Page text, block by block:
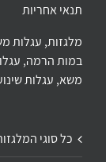
תנאי אחריות
מלגזות, עגלות
במות הרמה,
משא, עגלות
כל סוגי